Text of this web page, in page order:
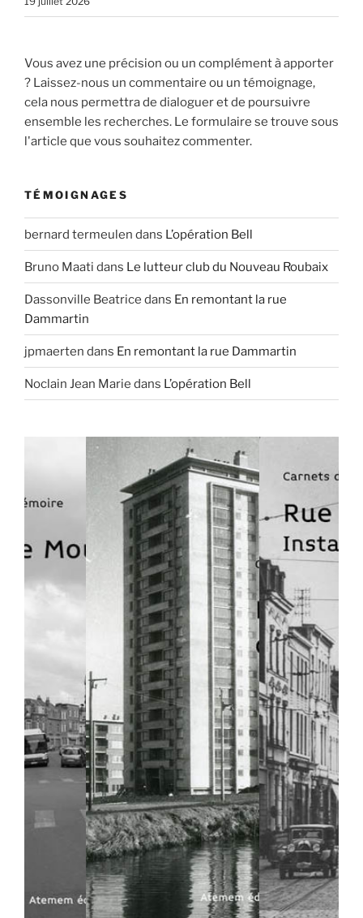
Vous avez une précision ou un complément à apporter
? Laissez-nous un commentaire ou un témoignage,
cela nous permettra de dialoguer et de poursuivre
ensemble les recherches. Le formulaire se trouve sous
l'article que vous souhaitez commenter.
TÉMOIGNAGES
bernard termeulen dans L’opération Bell
Bruno Maati dans Le lutteur club du Nouveau Roubaix
Dassonville Beatrice dans En remontant la rue
Dammartin
jpmaerten dans En remontant la rue Dammartin
Noclain Jean Marie dans L’opération Bell